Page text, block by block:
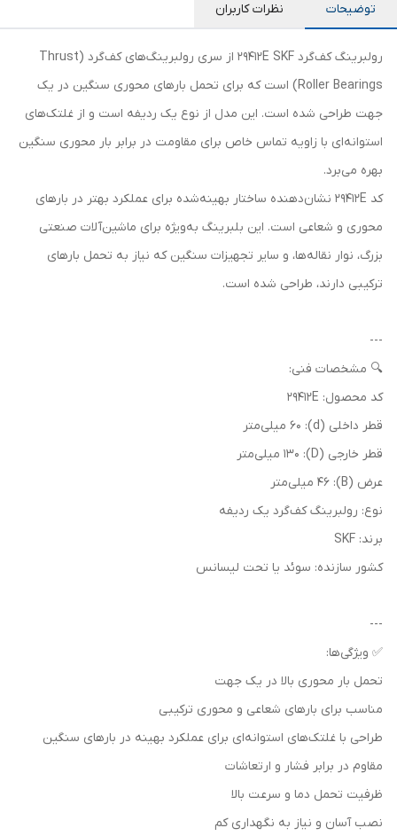
توضیحات نظرات کاربران
رولبرینگ کف‌گرد 29412E SKF از سری رولبرینگ‌های کف‌گرد (Thrust
Roller Bearings) است که برای تحمل بارهای محوری سنگین در یک
جهت طراحی شده است. این مدل از نوع یک ردیفه است و از غلتک‌های
استوانه‌ای با زاویه تماس خاص برای مقاومت در برابر بار محوری سنگین
بهره می‌برد.
کد 29412E نشان‌دهنده ساختار بهینه‌شده برای عملکرد بهتر در بارهای
محوری و شعاعی است. این بلبرینگ به‌ویژه برای ماشین‌آلات صنعتی
بزرگ، نوار نقاله‌ها، و سایر تجهیزات سنگین که نیاز به تحمل بارهای
ترکیبی دارند، طراحی شده است.
---
🔍 مشخصات فنی:
کد محصول: 29412E
قطر داخلی (d): 60 میلی‌متر
قطر خارجی (D): 130 میلی‌متر
عرض (B): 46 میلی‌متر
نوع: رولبرینگ کف‌گرد یک ردیفه
برند: SKF
کشور سازنده: سوئد یا تحت لیسانس
---
✅ ویژگی‌ها:
تحمل بار محوری بالا در یک جهت
مناسب برای بارهای شعاعی و محوری ترکیبی
طراحی با غلتک‌های استوانه‌ای برای عملکرد بهینه در بارهای سنگین
مقاوم در برابر فشار و ارتعاشات
ظرفیت تحمل دما و سرعت بالا
نصب آسان و نیاز به نگهداری کم